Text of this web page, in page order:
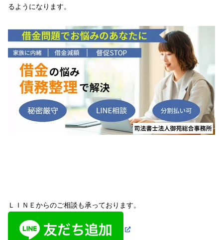
るようになります。
ＬＩＮＥからのご相談も承っております。